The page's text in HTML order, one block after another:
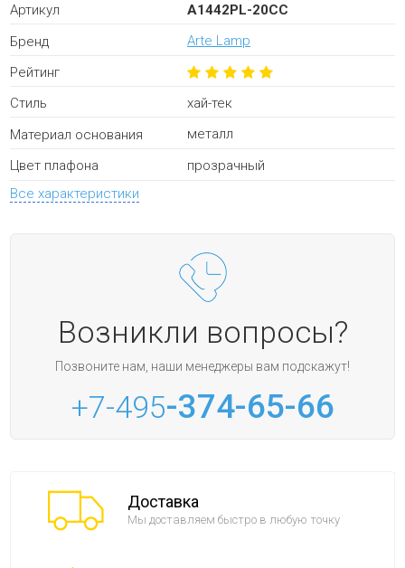
Артикул
A1442PL-20CC
Бренд
Arte Lamp
Рейтинг
Стиль
хай-тек
Материал основания
металл
Цвет плафона
прозрачный
Все характеристики
Возникли вопросы?
Позвоните нам, наши менеджеры вам подскажут!
+7-495-374-65-66
Доставка
Мы доставляем быстро в любую точку